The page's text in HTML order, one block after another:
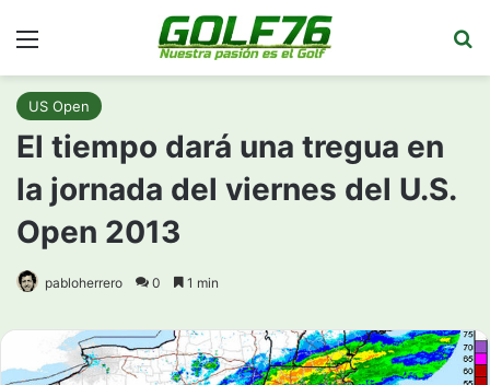
US Open
El tiempo dará una tregua en
la jornada del viernes del U.S.
Open 2013
pabloherrero 0 1 min